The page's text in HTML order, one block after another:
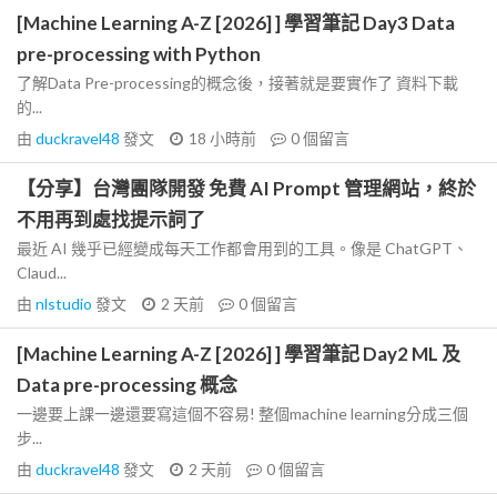
[Machine Learning A-Z [2026] ] 學習筆記 Day3 Data
pre-processing with Python
了解Data Pre-processing的概念後，接著就是要實作了 資料下載
的...
由 duckravel48 發文 18 小時前 0個留言
【分享】台灣團隊開發 免費 AI Prompt 管理網站，終於
不用再到處找提示詞了
最近 AI 幾乎已經變成每天工作都會用到的工具。像是 ChatGPT、
Claud...
由 nlstudio 發文 2 天前 0個留言
[Machine Learning A-Z [2026] ] 學習筆記 Day2 ML 及
Data pre-processing 概念
一邊要上課一邊還要寫這個不容易! 整個machine learning分成三個
步...
由 duckravel48 發文 2 天前 0個留言